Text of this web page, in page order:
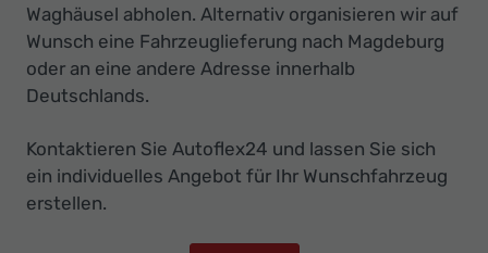
Waghäusel abholen. Alternativ organisieren wir auf
Wunsch eine Fahrzeuglieferung nach Magdeburg
oder an eine andere Adresse innerhalb
Deutschlands.
Kontaktieren Sie Autoflex24 und lassen Sie sich
ein individuelles Angebot für Ihr Wunschfahrzeug
erstellen.